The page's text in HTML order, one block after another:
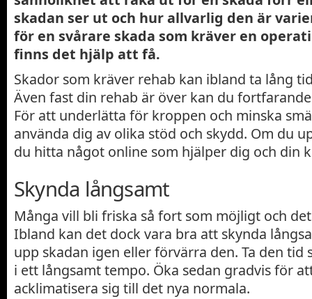
skadan ser ut och hur allvarlig den är
för en svårare skada som kräver en
finns det hjälp att få.
Skador som kräver rehab kan ibland ta lång
Även fast din rehab är över kan du
För att underlätta för kroppen och minska
använda dig av olika stöd och skydd. Om du
du hitta något online som hjälper dig och din
Skynda långsamt
Många vill bli friska så fort som möjligt och
Ibland kan det dock vara bra att skynda
upp skadan igen eller förvärra den. Ta den tid
i ett långsamt tempo. Öka sedan gradvis för
acklimatisera sig till det nya normala.